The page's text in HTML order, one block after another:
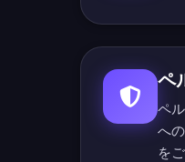
ペ
ペ
へ
を